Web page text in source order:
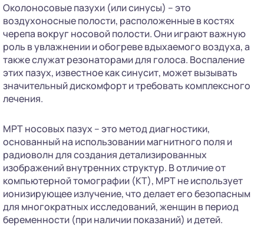
Околоносовые пазухи (или синусы) – это
воздухоносные полости, расположенные в костях
черепа вокруг носовой полости. Они играют важную
роль в увлажнении и обогреве вдыхаемого воздуха, а
также служат резонаторами для голоса. Воспаление
этих пазух, известное как синусит, может вызывать
значительный дискомфорт и требовать комплексного
лечения.
МРТ носовых пазух – это метод диагностики,
основанный на использовании магнитного поля и
радиоволн для создания детализированных
изображений внутренних структур. В отличие от
компьютерной томографии (КТ), МРТ не использует
ионизирующее излучение, что делает его безопасным
для многократных исследований, женщин в период
беременности (при наличии показаний) и детей.